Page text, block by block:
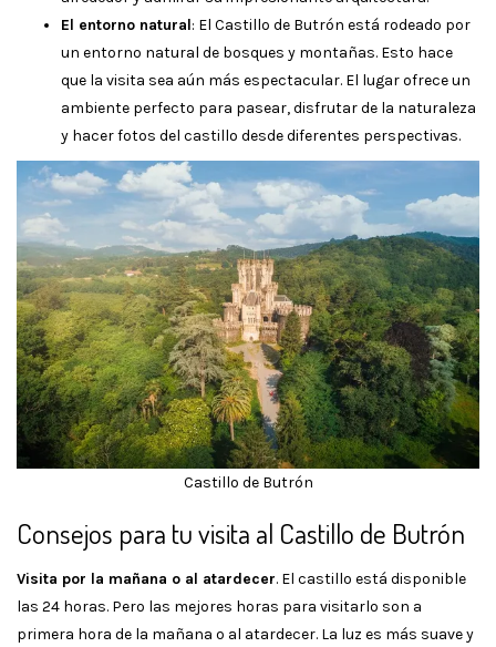
El entorno natural: El Castillo de Butrón está rodeado por
un entorno natural de bosques y montañas. Esto hace
que la visita sea aún más espectacular. El lugar ofrece un
ambiente perfecto para pasear, disfrutar de la naturaleza
y hacer fotos del castillo desde diferentes perspectivas.
Castillo de Butrón
Consejos para tu visita al Castillo de Butrón
Visita por la mañana o al atardecer. El castillo está disponible
las 24 horas. Pero las mejores horas para visitarlo son a
primera hora de la mañana o al atardecer. La luz es más suave y